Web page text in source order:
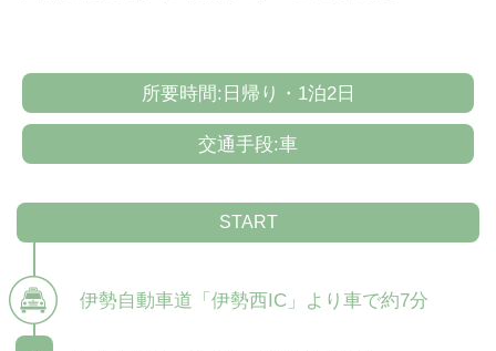
所要時間:日帰り・1泊2日
交通手段:車
START
伊勢自動車道「伊勢西IC」より車で約7分